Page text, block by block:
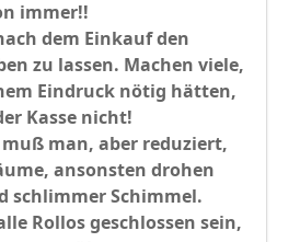
immer!!
dem Einkauf den
zu lassen. Machen viele,
Eindruck nötig hätten,
Kasse nicht!
man, aber reduziert,
ansonsten drohen
schlimmer Schimmel.
Rollos geschlossen sein,